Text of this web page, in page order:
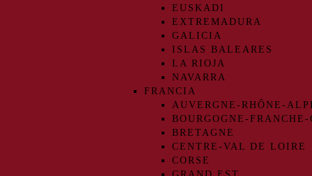
EUSKADI
EXTREMADURA
GALICIA
ISLAS BALEARES
LA RIOJA
NAVARRA
FRANCIA
AUVERGNE-RHÔNE-
BOURGOGNE-FRANCHE-
BRETAGNE
CENTRE-VAL DE LOIRE
CORSE